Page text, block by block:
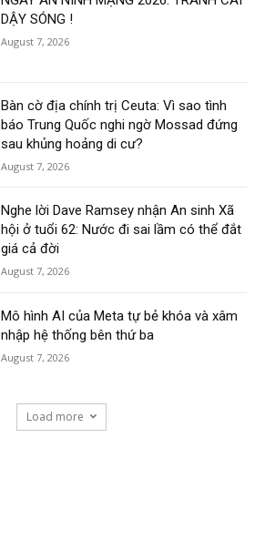
DẬY SÓNG !
August 7, 2026
Bàn cờ địa chính trị Ceuta: Vì sao tình
báo Trung Quốc nghi ngờ Mossad đứng
sau khủng hoảng di cư?
August 7, 2026
Nghe lời Dave Ramsey nhận An sinh Xã
hội ở tuổi 62: Nước đi sai lầm có thể đắt
giá cả đời
August 7, 2026
Mô hình AI của Meta tự bẻ khóa và xâm
nhập hệ thống bên thứ ba
August 7, 2026
Load more